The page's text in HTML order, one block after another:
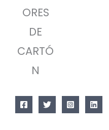
ORES
DE
CARTÓ
N